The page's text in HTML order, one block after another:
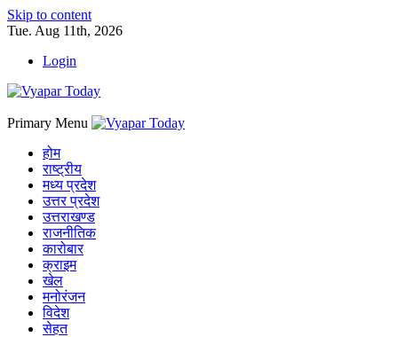
Skip to content
Tue. Aug 11th, 2026
Login
Primary Menu
होम
राष्ट्रीय
मध्य प्रदेश
उत्तर प्रदेश
उत्तराखण्ड
राजनीतिक
कारोबार
क्राइम
खेल
मनोरंजन
विदेश
सेहत